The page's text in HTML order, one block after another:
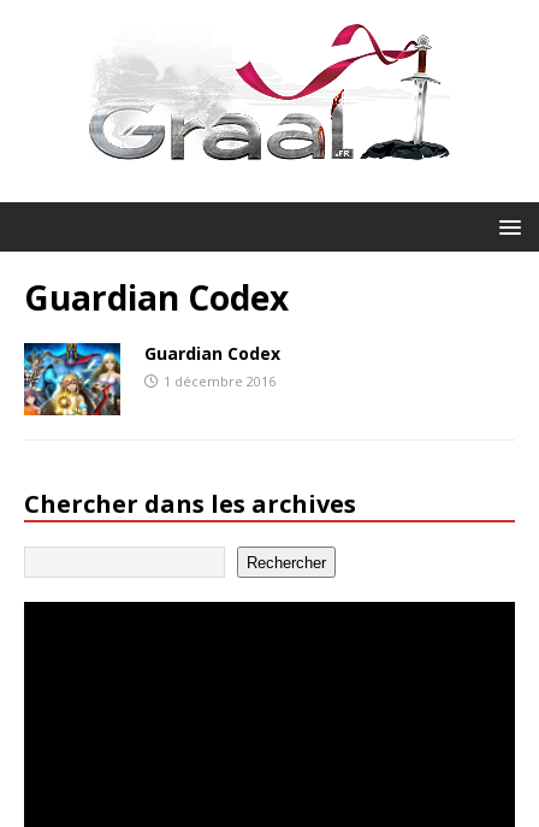
Guardian Codex
Guardian Codex
1 décembre 2016
Chercher dans les archives
Rechercher